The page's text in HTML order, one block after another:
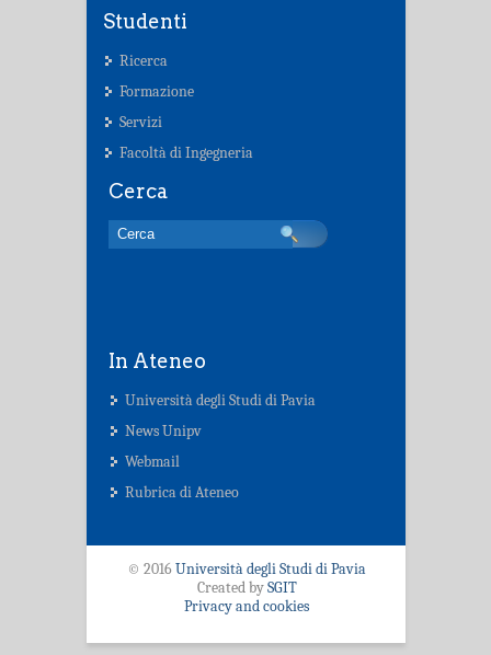
Studenti
Ricerca
Formazione
Servizi
Facoltà di Ingegneria
Cerca
In Ateneo
Università degli Studi di Pavia
News Unipv
Webmail
Rubrica di Ateneo
© 2016Università degli Studi di Pavia
Created bySGIT
Privacy and cookies